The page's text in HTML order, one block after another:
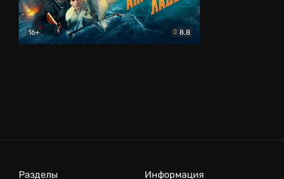
16+ 8.8
Разделы Информация